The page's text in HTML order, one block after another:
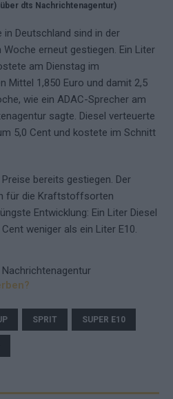
dts Nachrichtenagentur)
in Deutschland sind in der
Woche erneut gestiegen. Ein Liter
am Dienstag im
Mittel 1,850 Euro und damit 2,5
wie ein ADAC-Sprecher am
sagte. Diesel verteuerte
5,0 Cent und kostete im Schnitt
bereits gestiegen. Der
für die Kraftstoffsorten
Entwicklung: Ein Liter Diesel
weniger als ein Liter E10.
Nachrichtenagentur
SPRIT SUPER E10